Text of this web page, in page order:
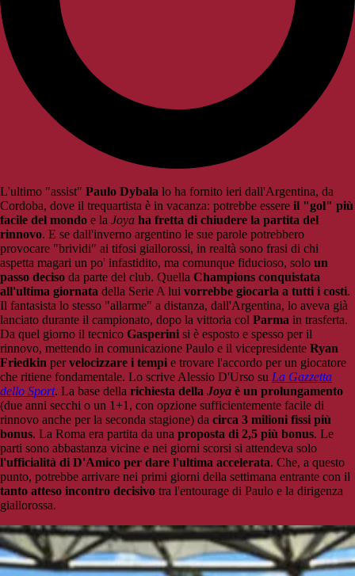
L'ultimo "assist" Paulo Dybala lo ha fornito ieri dall'Argentina, da
Cordoba, dove il trequartista è in vacanza: potrebbe essere il "gol" più
facile del mondo e la Joya ha fretta di chiudere la partita del
rinnovo. E se dall'inverno argentino le sue parole potrebbero
provocare "brividi" ai tifosi giallorossi, in realtà sono frasi di chi
aspetta magari un po' infastidito, ma comunque fiducioso, solo un
passo deciso da parte del club. Quella Champions conquistata
all'ultima giornata della Serie A lui vorrebbe giocarla a tutti i costi.
Il fantasista lo stesso "allarme" a distanza, dall'Argentina, lo aveva già
lanciato durante il campionato, dopo la vittoria col Parma in trasferta.
Da quel giorno il tecnico Gasperini si è esposto e spesso per il
rinnovo, mettendo in comunicazione Paulo e il vicepresidente Ryan
Friedkin pervelocizzare i tempi e trovare l'accordo per un giocatore
che ritiene fondamentale. Lo scrive Alessio D'Urso su La Gazzetta
dello Sport. La base della richiesta della Joya è un prolungamento
(due anni secchi o un 1+1, con opzione sufficientemente facile di
rinnovo anche per la seconda stagione) da circa 3 milioni fissi più
bonus. La Roma era partita da una proposta di 2,5 più bonus. Le
parti sono abbastanza vicine e nei giorni scorsi si attendeva solo
l'ufficialità di D'Amico per dare l'ultima accelerata. Che, a questo
punto, potrebbe arrivare nei primi giorni della settimana entrante con il
tanto atteso incontro decisivo tra l'entourage di Paulo e la dirigenza
giallorossa.